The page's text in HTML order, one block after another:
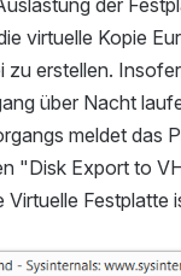
der
virtuelle Kopie
zu erstellen.
über Nacht
meldet das
"Disk Export to
Festplatte